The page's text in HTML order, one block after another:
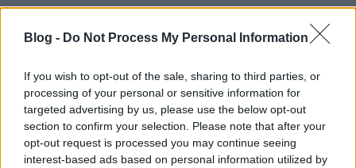
Blog - Do Not Process My Personal Information
If you wish to opt-out of the sale, sharing to third parties, or
processing of your personal or sensitive information for
targeted advertising by us, please use the below opt-out
section to confirm your selection. Please note that after your
opt-out request is processed you may continue seeing
interest-based ads based on personal information utilized by
premier: 2000. december 14.
nézőszám: 308.787
A legsikeresebb újracsinálmány, amelyben Stohl
András még tudta, hogy csak akkor szabad a volán
mögé ülni, amikor.